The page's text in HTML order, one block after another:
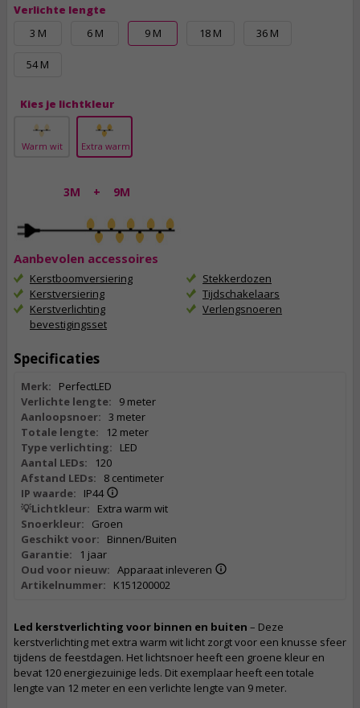
Verlichte lengte
3 M
6 M 9 M 18 M 36 M
54 M
Kies je lichtkleur
Warm wit Extra warm
3M + 9M
Aanbevolen accessoires
Kerstboomversiering
Kerstversiering
Kerstverlichting
bevestigingsset
Stekkerdozen
Tijdschakelaars
Verlengsnoeren
Specificaties
Merk:
PerfectLED
Verlichte lengte:
9 meter
Aanloopsnoer: 3 meter
Totale lengte:
12 meter
Type verlichting:
LED
Aantal LEDs:
120
Afstand LEDs:
8 centimeter
IP waarde:
IP44
💡Lichtkleur:
Extra warm wit
Snoerkleur:
Groen
Geschikt voor:
Binnen/Buiten
Garantie:
1 jaar
Oud voor nieuw: Apparaat inleveren
Artikelnummer:
K151200002
Led kerstverlichting voor binnen en buiten – Deze
kerstverlichting met extra warm wit licht zorgt voor een knusse sfeer
tijdens de feestdagen. Het lichtsnoer heeft een groene kleur en
bevat 120 energiezuinige leds. Dit exemplaar heeft een totale
lengte van 12 meter en een verlichte lengte van 9 meter.